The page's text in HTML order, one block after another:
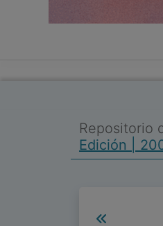
Repositorio
Edición |